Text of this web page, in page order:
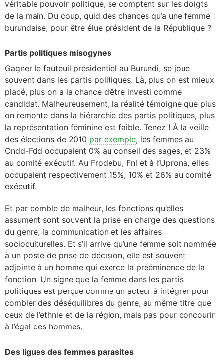
véritable pouvoir politique, se comptent sur les doigts
de la main. Du coup, quid des chances qu’a une femme
burundaise, pour être élue président de la République ?
Partis politiques misogynes
Gagner le fauteuil présidentiel au Burundi, se joue
souvent dans les partis politiques. Là, plus on est mieux
placé, plus on a la chance d’être investi comme
candidat. Malheureusement, la réalité témoigne que plus
on remonte dans la hiérarchie des partis politiques, plus
la représentation féminine est faible. Tenez ! À la veille
des élections de 2010 par exemple, les femmes au
Cndd-Fdd occupaient 0% au conseil des sages, et 23%
au comité exécutif. Au Frodebu, Fnl et à l’Uprona, elles
occupaient respectivement 15%, 10% et 26% au comité
exécutif.
Et par comble de malheur, les fonctions qu’elles
assument sont souvent la prise en charge des questions
du genre, la communication et les affaires
socioculturelles. Et s’il arrive qu’une femme soit nommée
à un poste de prise de décision, elle est souvent
adjointe à un homme qui exerce la prééminence de la
fonction. Un signe que la femme dans les partis
politiques est perçue comme un acteur à intégrer pour
combler des déséquilibres du genre, au même titre que
ceux de l’ethnie et de la région, mais pas pour concourir
à l’égal des hommes.
Des ligues des femmes parasites